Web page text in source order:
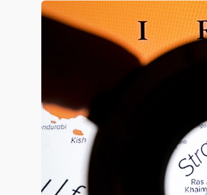
中信慈善基金會想增加董事人數！辜仲
故宮《龍藏經》特展第2檔！今線上預
台東農業處長涉圖利渡假村！東檢抗告成